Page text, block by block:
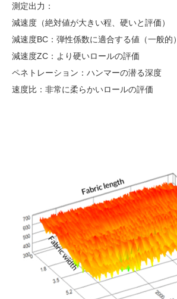
測定出力：
減速度（絶対値が大きい程、硬いと評価）
減速度BC：弾性係数に適合する値（一般的）
減速度ZC：より硬いロールの評価
ペネトレーション：ハンマーの潜る深度
速度比：非常に柔らかいロールの評価